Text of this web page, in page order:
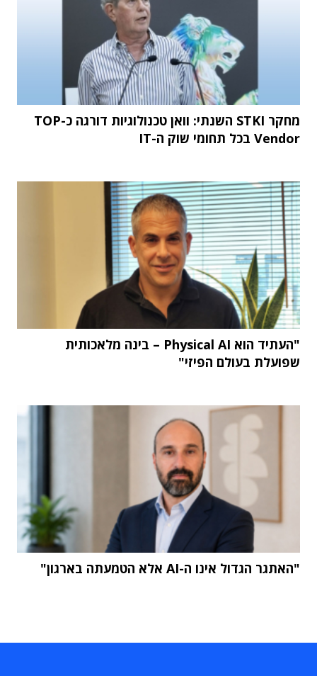
מחקר STKI השנתי: וואן טכנולוגיות דורגה כ-TOP
Vendor בכל תחומי שוק ה-IT
"העתיד הוא Physical AI – בינה מלאכותית
שפועלת בעולם הפיזי"
"האתגר הגדול אינו ה-AI אלא הטמעתה בארגון"